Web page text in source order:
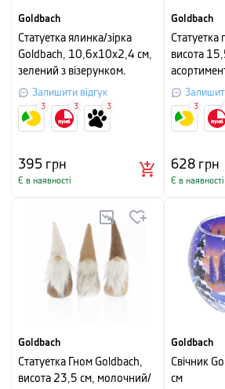
Goldbach
Cтатуетка ялинка/зірка
Goldbach, 10,6х10х2,4 см,
зелений з візерунком.
Залишити відгук
395грн
Є в наявності
3 3 3
Goldbach
Статуетка
висота
628грн
Є в наявності
3
Goldbach
Cтатуетка Гном Goldbach,
висота 23,5 см, молочний/
Goldbach
Свічник
см